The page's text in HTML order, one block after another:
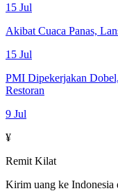
15 Jul
Akibat Cuaca Panas,
15 Jul
PMI Dipekerjakan
Restoran
9 Jul
¥
Remit Kilat
Kirim uang ke Indonesia